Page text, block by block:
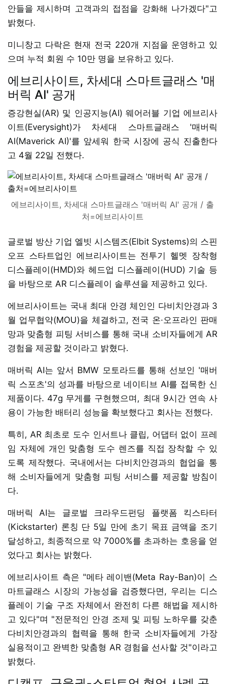
안들을 제시하며 고객과의 접점을 강화해 나가겠다"고
밝혔다.
미니창고 다락은 현재 전국 220개 지점을 운영하고 있
으며 누적 회원 수 10만 명을 보유하고 있다.
에브리사이트, 차세대 스마트글래스 '매
버릭 AI' 공개
증강현실(AR) 및 인공지능(AI) 웨어러블 기업 에브리사
이트(Everysight)가 차세대 스마트글래스 '매버릭
AI(Maverick AI)'를 앞세워 한국 시장에 공식 진출한다
고 4월 22일 전했다.
에브리사이트, 차세대 스마트글래스 '매버릭 AI' 공개 / 출
처=에브리사이트
글로벌 방산 기업 엘빗 시스템즈(Elbit Systems)의 스핀
오프 스타트업인 에브리사이트는 전투기 헬멧 장착형
디스플레이(HMD)와 헤드업 디스플레이(HUD) 기술 등
을 바탕으로 AR 디스플레이 솔루션을 제공하고 있다.
에브리사이트는 국내 최대 안경 체인인 다비치안경과 3
월 업무협약(MOU)을 체결하고, 전국 온·오프라인 판매
망과 맞춤형 피팅 서비스를 통해 국내 소비자들에게 AR
경험을 제공할 것이라고 밝혔다.
매버릭 AI는 앞서 BMW 모토라드를 통해 선보인 '매버
릭 스포츠'의 성과를 바탕으로 네이티브 AI를 접목한 신
제품이다. 47g 무게를 구현했으며, 최대 9시간 연속 사
용이 가능한 배터리 성능을 확보했다고 회사는 전했다.
특히, AR 최초로 도수 인서트나 클립, 어댑터 없이 프레
임 자체에 개인 맞춤형 도수 렌즈를 직접 장착할 수 있
도록 제작했다. 국내에서는 다비치안경과의 협업을 통
해 소비자들에게 맞춤형 피팅 서비스를 제공할 방침이
다.
매버릭 AI는 글로벌 크라우드펀딩 플랫폼 킥스타터
(Kickstarter) 론칭 단 5일 만에 초기 목표 금액을 조기
달성하고, 최종적으로 약 7000%를 초과하는 호응을 얻
었다고 회사는 밝혔다.
에브리사이트 측은 "메타 레이밴(Meta Ray-Ban)이 스
마트글래스 시장의 가능성을 검증했다면, 우리는 디스
플레이 기술 구조 자체에서 완전히 다른 해법을 제시하
고 있다"며 "전문적인 안경 조제 및 피팅 노하우를 갖춘
다비치안경과의 협력을 통해 한국 소비자들에게 가장
실용적이고 완벽한 맞춤형 AR 경험을 선사할 것"이라고
밝혔다.